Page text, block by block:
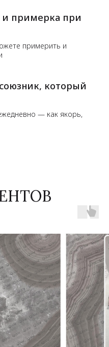
и примерка при
примерить и
который
— как якорь,